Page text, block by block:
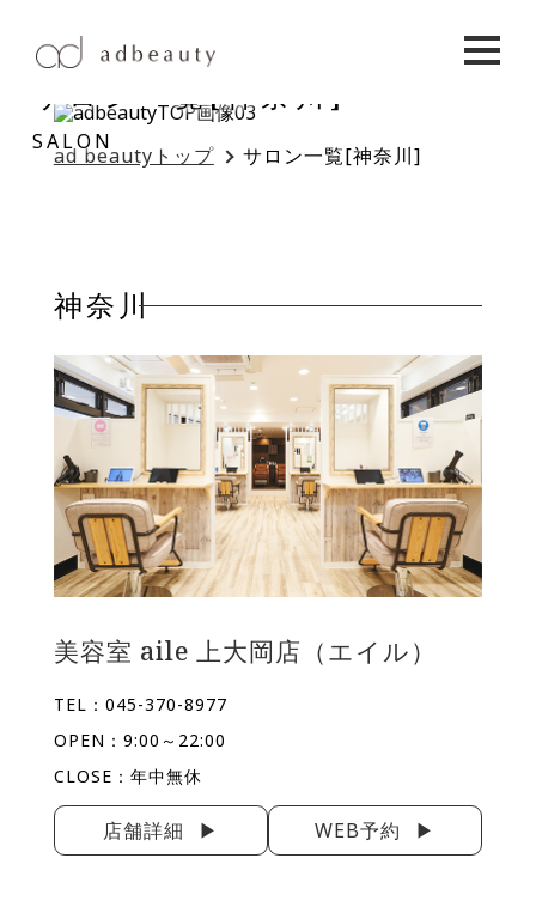
サロン一覧[神奈川]
SALON
ad beautyトップ サロン一覧[神奈川]
神奈川
美容室 aile 上大岡店（エイル）
TEL：045-370-8977
OPEN：9:00～22:00
CLOSE：年中無休
店舗詳細 WEB予約